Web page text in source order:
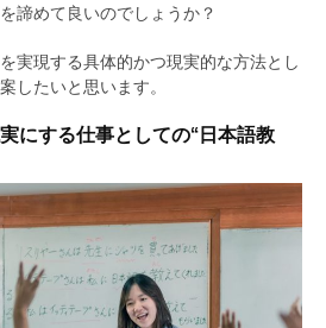
諦めて良いのでしょうか？
実現する具体的かつ現実的な方法とし
したいと思います。
にする仕事としての“日本語教